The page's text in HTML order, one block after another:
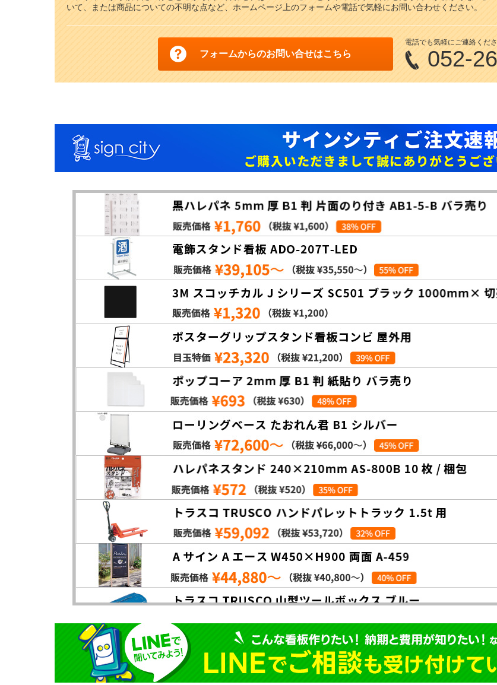
いて、または商品についての不明な点など、ホームページ上のフォームや電話で気軽にお問い合わせください。
フォームからのお問い合せはこちら
電話でも気軽にご連絡くだ
052-